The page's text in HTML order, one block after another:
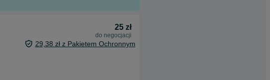
25 zł
do negocjacji
29,38 zł z Pakietem Ochronnym